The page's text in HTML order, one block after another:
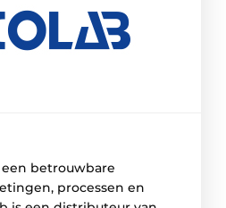
betrouwbare
processen en